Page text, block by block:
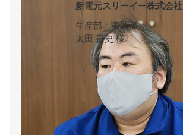
新電元スリーイー株式会社
生産部 実装係
太田 貴史 様